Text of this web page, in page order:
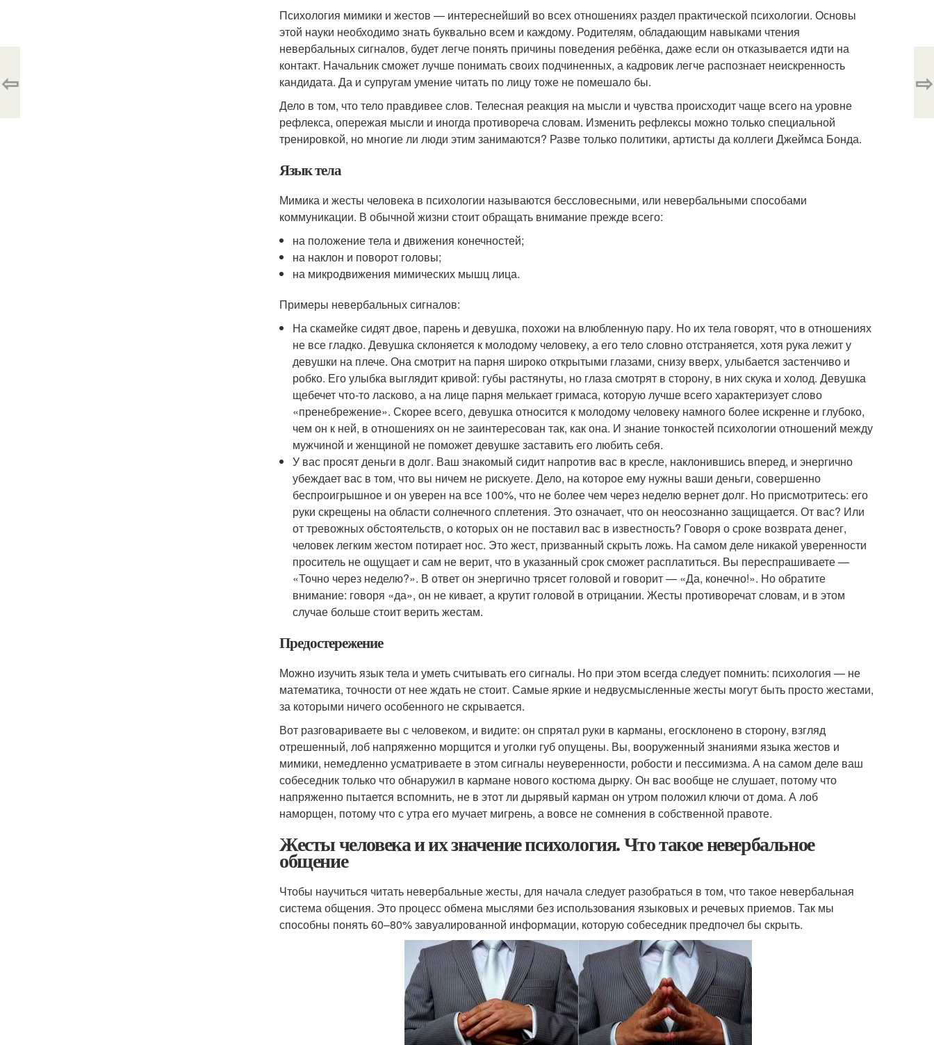
Психология мимики и жестов — интереснейший во всех отношениях раздел практической психологии. Основы
этой науки необходимо знать буквально всем и каждому. Родителям, обладающим навыками чтения
невербальных сигналов, будет легче понять причины поведения ребёнка, даже если он отказывается идти на
контакт. Начальник сможет лучше понимать своих подчиненных, а кадровик легче распознает неискренность
кандидата. Да и супругам умение читать по лицу тоже не помешало бы.
Дело в том, что тело правдивее слов. Телесная реакция на мысли и чувства происходит чаще всего на уровне
рефлекса, опережая мысли и иногда противореча словам. Изменить рефлексы можно только специальной
тренировкой, но многие ли люди этим занимаются? Разве только политики, артисты да коллеги Джеймса Бонда.
Язык тела
Мимика и жесты человека в психологии называются бессловесными, или невербальными способами
коммуникации. В обычной жизни стоит обращать внимание прежде всего:
на положение тела и движения конечностей;
на наклон и поворот головы;
на микродвижения мимических мышц лица.
Примеры невербальных сигналов:
На скамейке сидят двое, парень и девушка, похожи на влюбленную пару. Но их тела говорят, что в отношениях
не все гладко. Девушка склоняется к молодому человеку, а его тело словно отстраняется, хотя рука лежит у
девушки на плече. Она смотрит на парня широко открытыми глазами, снизу вверх, улыбается застенчиво и
робко. Его улыбка выглядит кривой: губы растянуты, но глаза смотрят в сторону, в них скука и холод. Девушка
щебечет что-то ласково, а на лице парня мелькает гримаса, которую лучше всего характеризует слово
«пренебрежение». Скорее всего, девушка относится к молодому человеку намного более искренне и глубоко,
чем он к ней, в отношениях он не заинтересован так, как она. И знание тонкостей психологии отношений между
мужчиной и женщиной не поможет девушке заставить его любить себя.
У вас просят деньги в долг. Ваш знакомый сидит напротив вас в кресле, наклонившись вперед, и энергично
убеждает вас в том, что вы ничем не рискуете. Дело, на которое ему нужны ваши деньги, совершенно
беспроигрышное и он уверен на все 100%, что не более чем через неделю вернет долг. Но присмотритесь: его
руки скрещены на области солнечного сплетения. Это означает, что он неосознанно защищается. От вас? Или
от тревожных обстоятельств, о которых он не поставил вас в известность? Говоря о сроке возврата денег,
человек легким жестом потирает нос. Это жест, призванный скрыть ложь. На самом деле никакой уверенности
проситель не ощущает и сам не верит, что в указанный срок сможет расплатиться. Вы переспрашиваете —
«Точно через неделю?». В ответ он энергично трясет головой и говорит — «Да, конечно!». Но обратите
внимание: говоря «да», он не кивает, а крутит головой в отрицании. Жесты противоречат словам, и в этом
случае больше стоит верить жестам.
Предостережение
Можно изучить язык тела и уметь считывать его сигналы. Но при этом всегда следует помнить: психология — не
математика, точности от нее ждать не стоит. Самые яркие и недвусмысленные жесты могут быть просто жестами,
за которыми ничего особенного не скрывается.
Вот разговариваете вы с человеком, и видите: он спрятал руки в карманы, егосклонено в сторону, взгляд
отрешенный, лоб напряженно морщится и уголки губ опущены. Вы, вооруженный знаниями языка жестов и
мимики, немедленно усматриваете в этом сигналы неуверенности, робости и пессимизма. А на самом деле ваш
собеседник только что обнаружил в кармане нового костюма дырку. Он вас вообще не слушает, потому что
напряженно пытается вспомнить, не в этот ли дырявый карман он утром положил ключи от дома. А лоб
наморщен, потому что с утра его мучает мигрень, а вовсе не сомнения в собственной правоте.
Жесты человека и их значение психология. Что такое невербальное
общение
Чтобы научиться читать невербальные жесты, для начала следует разобраться в том, что такое невербальная
система общения. Это процесс обмена мыслями без использования языковых и речевых приемов. Так мы
способны понять 60–80% завуалированной информации, которую собеседник предпочел бы скрыть.
⇦ ⇨